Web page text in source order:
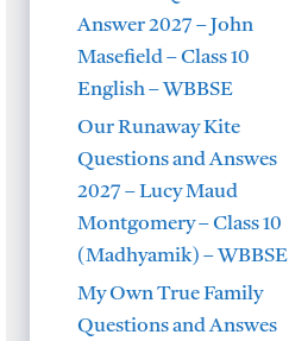
Answer 2027 – John
Masefield – Class 10
English – WBBSE
Our Runaway Kite
Questions and Answes
2027 – Lucy Maud
Montgomery – Class 10
(Madhyamik) – WBBSE
My Own True Family
Questions and Answes